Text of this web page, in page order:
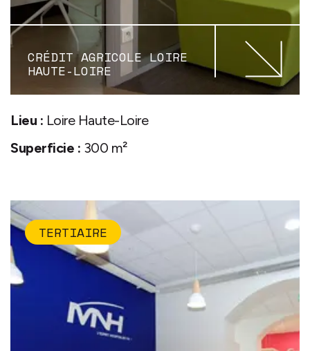
CRÉDIT AGRICOLE LOIRE
HAUTE-LOIRE
Lieu : Loire Haute-Loire
Superficie : 300 m²
TERTIAIRE